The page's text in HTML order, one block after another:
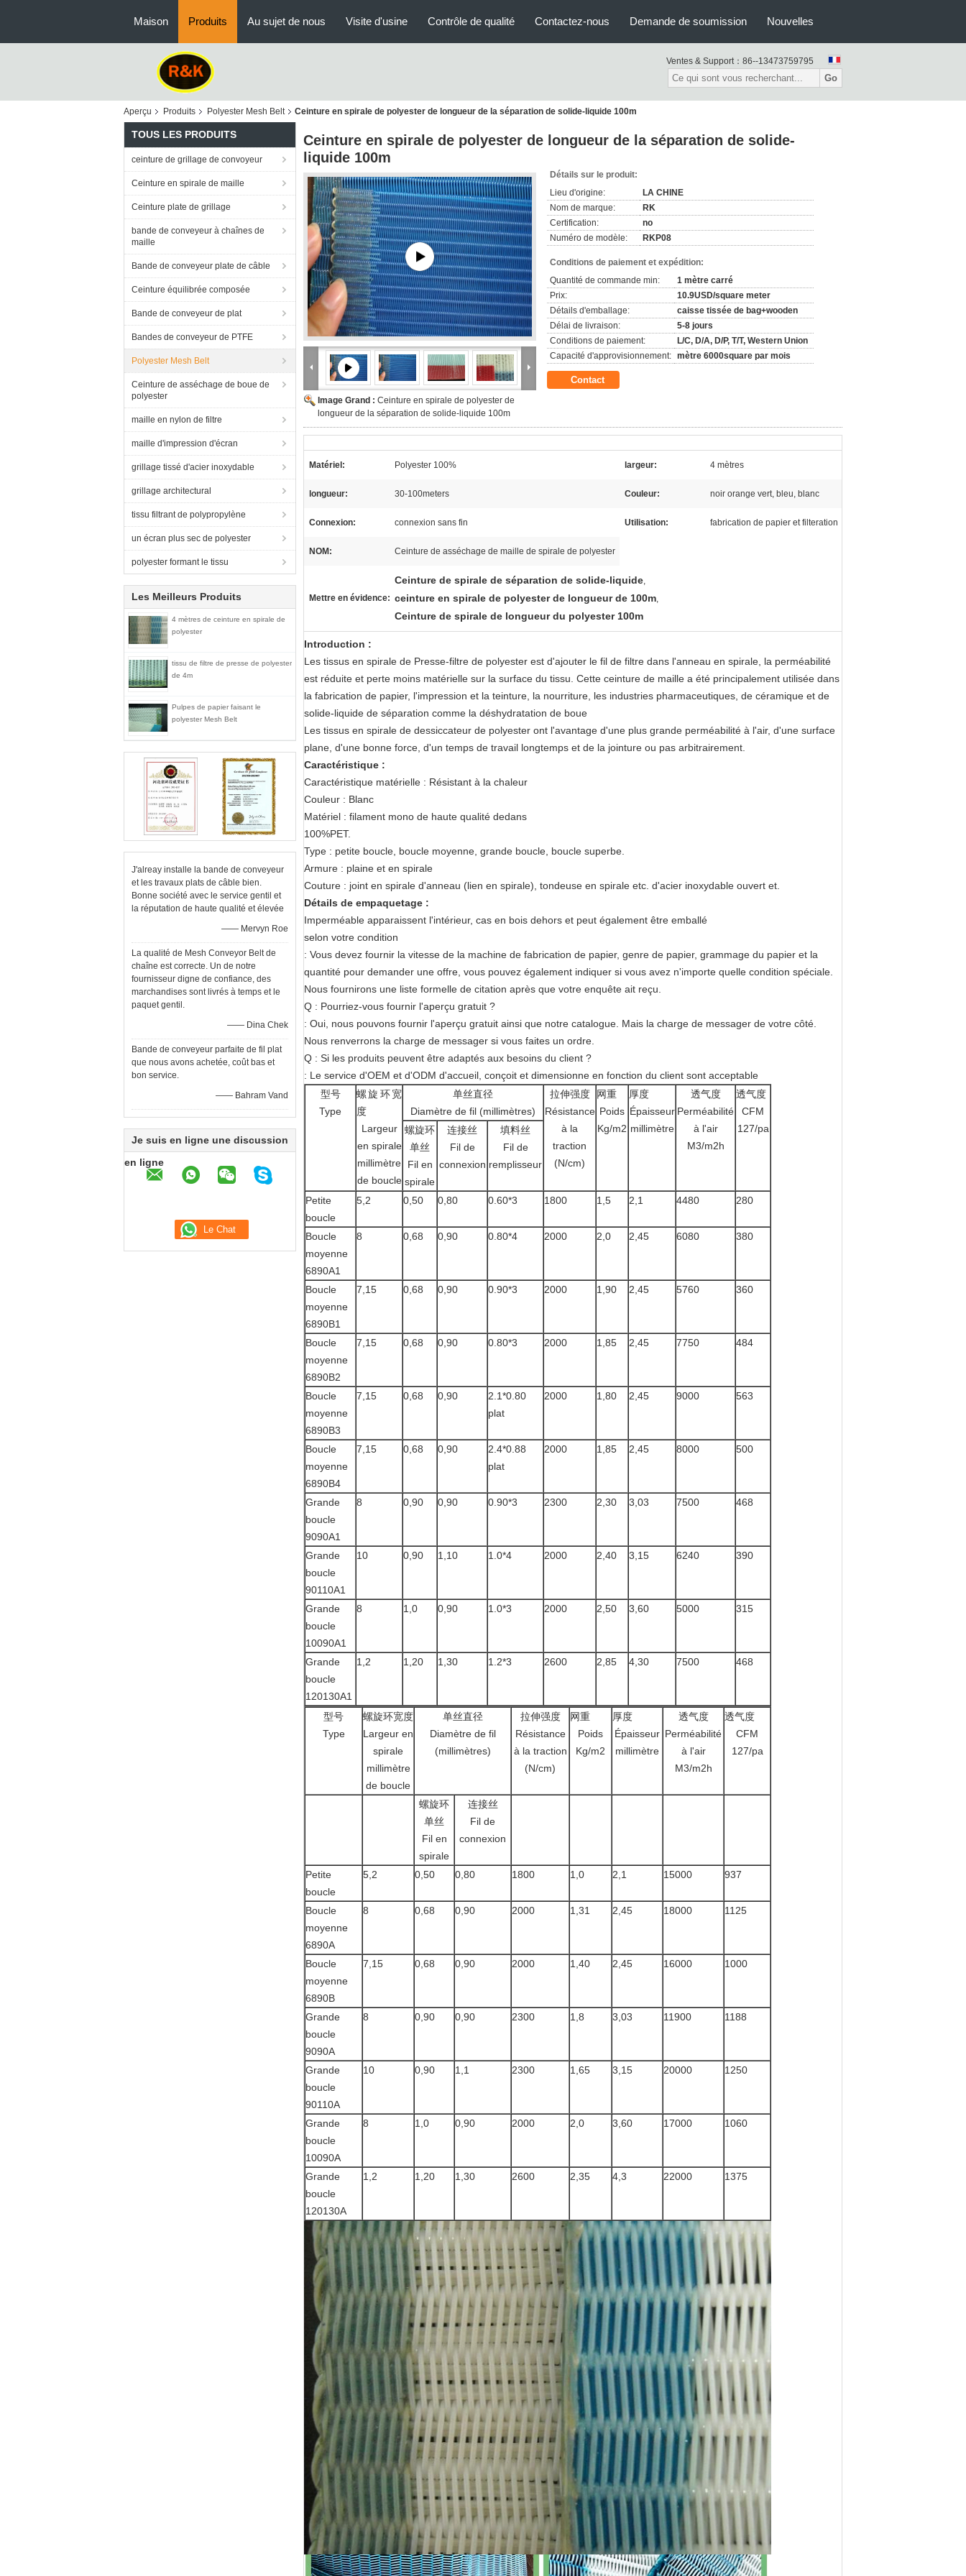
Maison Produits Au sujet de nous Visite d'usine Contrôle de qualité Contactez-nous Demande de soumission Nouvelles
Ventes & Support： 86--13473759795
Go
Aperçu Produits Polyester Mesh Belt Ceinture en spirale de polyester de longueur de la séparation de solide-liquide 100m
TOUS LES PRODUITS
ceinture de grillage de convoyeur
Ceinture en spirale de maille
Ceinture plate de grillage
bande de conveyeur à chaînes de
maille
Bande de conveyeur plate de câble
Ceinture équilibrée composée
Bande de conveyeur de plat
Bandes de conveyeur de PTFE
Polyester Mesh Belt
Ceinture de asséchage de boue de
polyester
maille en nylon de filtre
maille d'impression d'écran
grillage tissé d'acier inoxydable
grillage architectural
tissu filtrant de polypropylène
un écran plus sec de polyester
polyester formant le tissu
Les Meilleurs Produits
4 mètres de ceinture en spirale de
polyester
tissu de filtre de presse de polyester
de 4m
Pulpes de papier faisant le
polyester Mesh Belt
J'alreay installe la bande de conveyeur
et les travaux plats de câble bien.
Bonne société avec le service gentil et
la réputation de haute qualité et élevée
—— Mervyn Roe
La qualité de Mesh Conveyor Belt de
chaîne est correcte. Un de notre
fournisseur digne de confiance, des
marchandises sont livrés à temps et le
paquet gentil.
—— Dina Chek
Bande de conveyeur parfaite de fil plat
que nous avons achetée, coût bas et
bon service.
—— Bahram Vand
Je suis en ligne une discussion
en ligne
Ceinture en spirale de polyester de longueur de la séparation de solide-
liquide 100m
Image Grand : Ceinture en spirale de polyester de
longueur de la séparation de solide-liquide 100m
Détails sur le produit:
Lieu d'origine:
LA CHINE
Nom de marque:
RK
Certification:
no
Numéro de modèle:
RKP08
Conditions de paiement et expédition:
Quantité de commande min:
1 mètre carré
Prix:
10.9USD/square meter
Détails d'emballage:
caisse tissée de bag+wooden
Délai de livraison:
5-8 jours
Conditions de paiement:
L/C, D/A, D/P, T/T, Western Union
Capacité d'approvisionnement: mètre 6000square par mois
Contact
Matériel: Polyester 100% largeur: 4 mètres
longueur: 30-100meters Couleur: noir orange vert, bleu, blanc
Connexion: connexion sans fin Utilisation: fabrication de papier et filteration
NOM: Ceinture de asséchage de maille de spirale de polyester
Mettre en évidence:
Ceinture de spirale de séparation de solide-liquide,
ceinture en spirale de polyester de longueur de 100m,
Ceinture de spirale de longueur du polyester 100m
Introduction :
Les tissus en spirale de Presse-filtre de polyester est d'ajouter le fil de filtre dans l'anneau en spirale, la perméabilité
est réduite et perte moins matérielle sur la surface du tissu. Cette ceinture de maille a été principalement utilisée dans
la fabrication de papier, l'impression et la teinture, la nourriture, les industries pharmaceutiques, de céramique et de
solide-liquide de séparation comme la déshydratation de boue
Les tissus en spirale de dessiccateur de polyester ont l'avantage d'une plus grande perméabilité à l'air, d'une surface
plane, d'une bonne force, d'un temps de travail longtemps et de la jointure ou pas arbitrairement.
Caractéristique :
Caractéristique matérielle : Résistant à la chaleur
Couleur : Blanc
Matériel : filament mono de haute qualité dedans
100%PET.
Type : petite boucle, boucle moyenne, grande boucle, boucle superbe.
Armure : plaine et en spirale
Couture : joint en spirale d'anneau (lien en spirale), tondeuse en spirale etc. d'acier inoxydable ouvert et.
Détails de empaquetage :
Imperméable apparaissent l'intérieur, cas en bois dehors et peut également être emballé
selon votre condition
: Vous devez fournir la vitesse de la machine de fabrication de papier, genre de papier, grammage du papier et la
quantité pour demander une offre, vous pouvez également indiquer si vous avez n'importe quelle condition spéciale.
Nous fournirons une liste formelle de citation après que votre enquête ait reçu.
Q : Pourriez-vous fournir l'aperçu gratuit ?
: Oui, nous pouvons fournir l'aperçu gratuit ainsi que notre catalogue. Mais la charge de messager de votre côté.
Nous renverrons la charge de messager si vous faites un ordre.
Q : Si les produits peuvent être adaptés aux besoins du client ?
: Le service d'OEM et d'ODM d'accueil, conçoit et dimensionne en fonction du client sont acceptable
型号
Type
螺旋环宽
度
Largeur
en spirale
millimètre
de boucle
单丝直径
Diamètre de fil (millimètres)
拉伸强度
Résistance
à la
traction
(N/cm)
网重
Poids
Kg/m2
厚度
Épaisseur
millimètre
透气度
Perméabilité
à l'air
M3/m2h
透气度
CFM
127/pa
螺旋环
单丝
Fil en
spirale
连接丝
Fil de
connexion
填料丝
Fil de
remplisseur
Petite
boucle
5,2 0,50 0,80 0.60*3 1800 1,5 2,1 4480 280
Boucle
moyenne
6890A1
8 0,68 0,90 0.80*4 2000 2,0 2,45 6080 380
Boucle
moyenne
6890B1
7,15 0,68 0,90 0.90*3 2000 1,90 2,45 5760 360
Boucle
moyenne
6890B2
7,15 0,68 0,90 0.80*3 2000 1,85 2,45 7750 484
Boucle
moyenne
6890B3
7,15 0,68 0,90
2.1*0.80
plat
2000 1,80 2,45 9000 563
Boucle
moyenne
6890B4
7,15 0,68 0,90
2.4*0.88
plat
2000 1,85 2,45 8000 500
Grande
boucle
9090A1
8 0,90 0,90 0.90*3 2300 2,30 3,03 7500 468
Grande
boucle
90110A1
10 0,90 1,10 1.0*4 2000 2,40 3,15 6240 390
Grande
boucle
10090A1
8 1,0 0,90 1.0*3 2000 2,50 3,60 5000 315
Grande
boucle
120130A1
1,2 1,20 1,30 1.2*3 2600 2,85 4,30 7500 468
型号
Type
螺旋环宽度
Largeur en
spirale
millimètre
de boucle
单丝直径
Diamètre de fil
(millimètres)
拉伸强度
Résistance
à la traction
(N/cm)
网重
Poids
Kg/m2
厚度
Épaisseur
millimètre
透气度
Perméabilité
à l'air
M3/m2h
透气度
CFM
127/pa
螺旋环
单丝
Fil en
spirale
连接丝
Fil de
connexion
Petite
boucle
5,2 0,50 0,80 1800 1,0 2,1 15000 937
Boucle
moyenne
6890A
8 0,68 0,90 2000 1,31 2,45 18000 1125
Boucle
moyenne
6890B
7,15 0,68 0,90 2000 1,40 2,45 16000 1000
Grande
boucle
9090A
8 0,90 0,90 2300 1,8 3,03 11900 1188
Grande
boucle
90110A
10 0,90 1,1 2300 1,65 3,15 20000 1250
Grande
boucle
10090A
8 1,0 0,90 2000 2,0 3,60 17000 1060
Grande
boucle
120130A
1,2 1,20 1,30 2600 2,35 4,3 22000 1375